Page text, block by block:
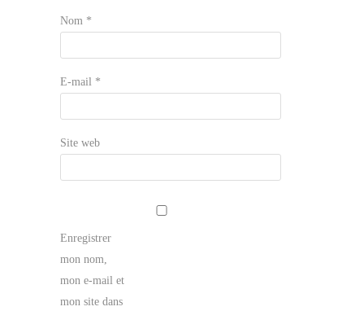
Nom *
E-mail *
Site web
Enregistrer
mon nom,
mon e-mail et
mon site dans